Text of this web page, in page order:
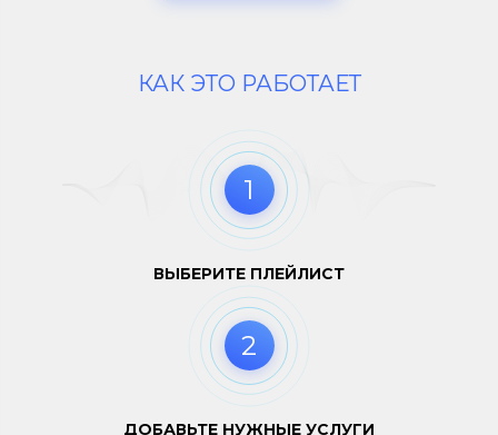
КАК ЭТО РАБОТАЕТ
1
ВЫБЕРИТЕ ПЛЕЙЛИСТ
2
ДОБАВЬТЕ НУЖНЫЕ УСЛУГИ